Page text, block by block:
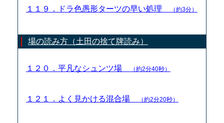
１１９．ドラ色愚形ターツの早い処理 （約3分）
場の読み方（土田の捨て牌読み）
１２０．平凡なシュンツ場 （約2分40秒）
１２１．よく見かける混合場 （約2分20秒）